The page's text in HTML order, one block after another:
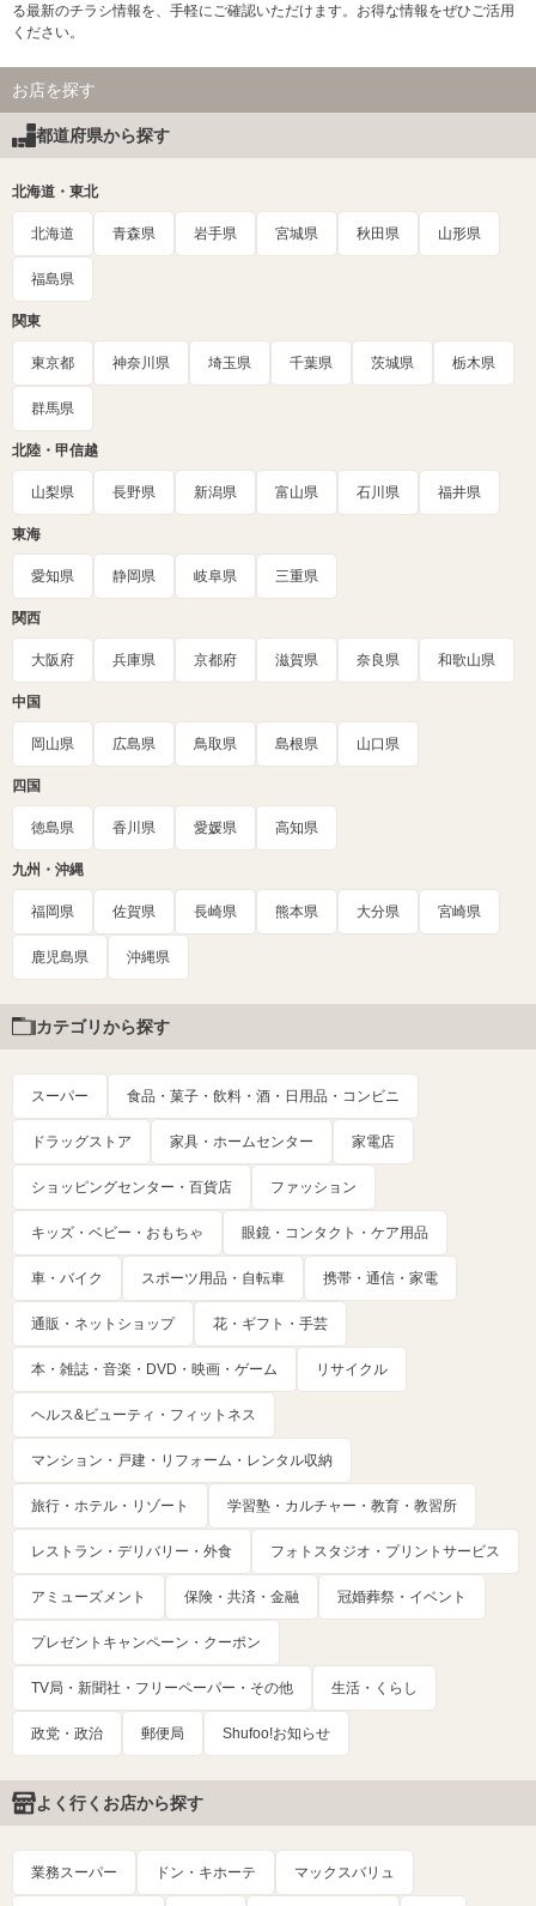
る最新のチラシ情報を、手軽にご確認いただけます。お得な情報をぜひご活用
ください。
お店を探す
都道府県から探す
北海道・東北
北海道 青森県 岩手県 宮城県 秋田県 山形県
福島県
関東
東京都 神奈川県 埼玉県 千葉県 茨城県 栃木県
群馬県
北陸・甲信越
山梨県 長野県 新潟県 富山県 石川県 福井県
東海
愛知県 静岡県 岐阜県 三重県
関西
大阪府 兵庫県 京都府 滋賀県 奈良県 和歌山県
中国
岡山県 広島県 鳥取県 島根県 山口県
四国
徳島県 香川県 愛媛県 高知県
九州・沖縄
福岡県 佐賀県 長崎県 熊本県 大分県 宮崎県
鹿児島県 沖縄県
カテゴリから探す
スーパー 食品・菓子・飲料・酒・日用品・コンビニ
ドラッグストア 家具・ホームセンター 家電店
ショッピングセンター・百貨店 ファッション
キッズ・ベビー・おもちゃ 眼鏡・コンタクト・ケア用品
車・バイク スポーツ用品・自転車 携帯・通信・家電
通販・ネットショップ 花・ギフト・手芸
本・雑誌・音楽・DVD・映画・ゲーム リサイクル
ヘルス&ビューティ・フィットネス
マンション・戸建・リフォーム・レンタル収納
旅行・ホテル・リゾート 学習塾・カルチャー・教育・教習所
レストラン・デリバリー・外食 フォトスタジオ・プリントサービス
アミューズメント 保険・共済・金融 冠婚葬祭・イベント
プレゼントキャンペーン・クーポン
TV局・新聞社・フリーペーパー・その他 生活・くらし
政党・政治 郵便局 Shufoo!お知らせ
よく行くお店から探す
業務スーパー ドン・キホーテ マックスバリュ